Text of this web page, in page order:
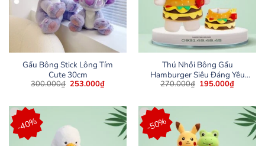
Gấu Bông Stick Lông Tím
Cute 30cm
300.000₫ Giá
300.000₫.
253.000₫Giá
hiện
là:
253.000₫.
Thú Nhồi Bông Gấu
Hamburger Siêu Đáng Yêu
30cm
270.000₫ Giá
270.000₫.
195.000₫Giá
hiện
là:
-40% -50%